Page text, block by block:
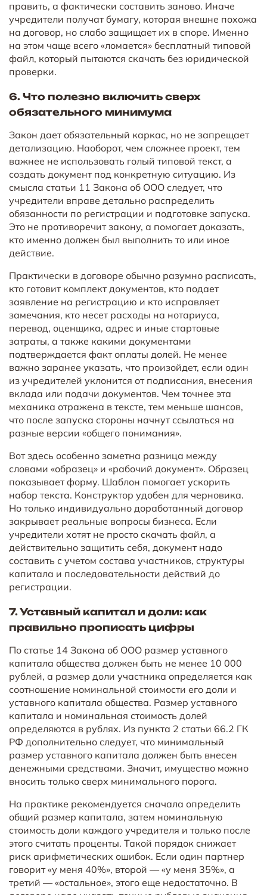
править, а фактически составить заново. Иначе
учредители получат бумагу, которая внешне похожа
на договор, но слабо защищает их в споре. Именно
на этом чаще всего «ломается» бесплатный типовой
файл, который пытаются скачать без юридической
проверки.
6. Что полезно включить сверх
обязательного минимума
Закон дает обязательный каркас, но не запрещает
детализацию. Наоборот, чем сложнее проект, тем
важнее не использовать голый типовой текст, а
создать документ под конкретную ситуацию. Из
смысла статьи 11 Закона об ООО следует, что
учредители вправе детально распределить
обязанности по регистрации и подготовке запуска.
Это не противоречит закону, а помогает доказать,
кто именно должен был выполнить то или иное
действие.
Практически в договоре обычно разумно расписать,
кто готовит комплект документов, кто подает
заявление на регистрацию и кто исправляет
замечания, кто несет расходы на нотариуса,
перевод, оценщика, адрес и иные стартовые
затраты, а также какими документами
подтверждается факт оплаты долей. Не менее
важно заранее указать, что произойдет, если один
из учредителей уклонится от подписания, внесения
вклада или подачи документов. Чем точнее эта
механика отражена в тексте, тем меньше шансов,
что после запуска стороны начнут ссылаться на
разные версии «общего понимания».
Вот здесь особенно заметна разница между
словами «образец» и «рабочий документ». Образец
показывает форму. Шаблон помогает ускорить
набор текста. Конструктор удобен для черновика.
Но только индивидуально доработанный договор
закрывает реальные вопросы бизнеса. Если
учредители хотят не просто скачать файл, а
действительно защитить себя, документ надо
составить с учетом состава участников, структуры
капитала и последовательности действий до
регистрации.
7. Уставный капитал и доли: как
правильно прописать цифры
По статье 14 Закона об ООО размер уставного
капитала общества должен быть не менее 10 000
рублей, а размер доли участника определяется как
соотношение номинальной стоимости его доли и
уставного капитала общества. Размер уставного
капитала и номинальная стоимость долей
определяются в рублях. Из пункта 2 статьи 66.2 ГК
РФ дополнительно следует, что минимальный
размер уставного капитала должен быть внесен
денежными средствами. Значит, имущество можно
вносить только сверх минимального порога.
На практике рекомендуется сначала определить
общий размер капитала, затем номинальную
стоимость доли каждого учредителя и только после
этого считать проценты. Такой порядок снижает
риск арифметических ошибок. Если один партнер
говорит «у меня 40%», второй — «у меня 35%», а
третий — «остальное», этого еще недостаточно. В